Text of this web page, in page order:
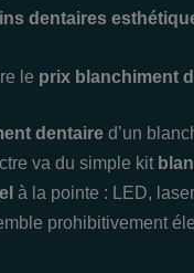
dentaires
le prix blanchiment
dentaire d’un
va du simple kit
à la pointe : LED,
prohibitivement